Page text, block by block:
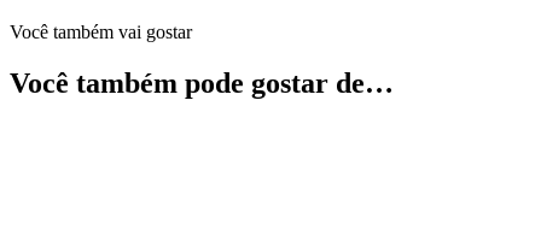
Você também vai gostar
Você também pode gostar de…